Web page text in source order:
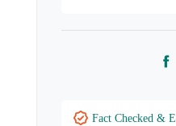
Fact Checked &